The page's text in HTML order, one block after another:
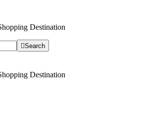
Destination
Search
Destination